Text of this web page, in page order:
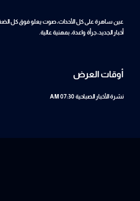
عين ساهرة على كل الأحداث، صوت يعلو فوق كل
أخبار الجديد، جرأة واعدة، بمهنية عالية.
أوقات العرض
نشرة الأخبار الصباحية07:30 AM